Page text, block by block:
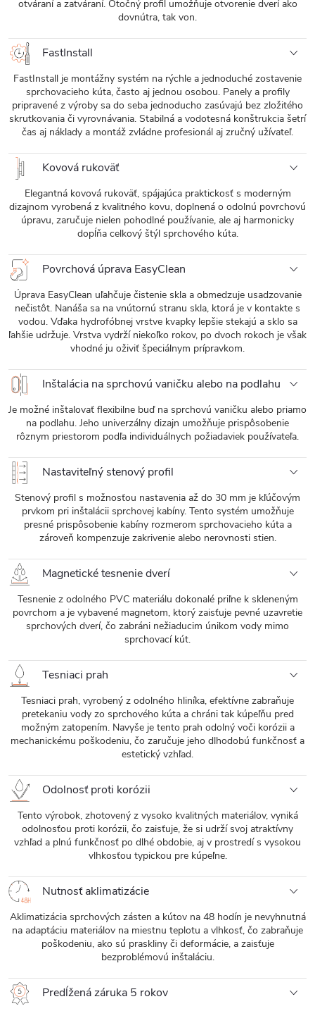
otváraní a zatváraní. Otočný profil umožňuje otvorenie dverí ako
dovnútra, tak von.
FastInstall
FastInstall je montážny systém na rýchle a jednoduché zostavenie
sprchovacieho kúta, často aj jednou osobou. Panely a profily
pripravené z výroby sa do seba jednoducho zasúvajú bez zložitého
skrutkovania či vyrovnávania. Stabilná a vodotesná konštrukcia šetrí
čas aj náklady a montáž zvládne profesionál aj zručný užívateľ.
Kovová rukoväť
Elegantná kovová rukoväť, spájajúca praktickosť s moderným
dizajnom vyrobená z kvalitného kovu, doplnená o odolnú povrchovú
úpravu, zaručuje nielen pohodlné používanie, ale aj harmonicky
dopĺňa celkový štýl sprchového kúta.
Povrchová úprava EasyClean
Úprava EasyClean uľahčuje čistenie skla a obmedzuje usadzovanie
nečistôt. Nanáša sa na vnútornú stranu skla, ktorá je v kontakte s
vodou. Vďaka hydrofóbnej vrstve kvapky lepšie stekajú a sklo sa
ľahšie udržuje. Vrstva vydrží niekoľko rokov, po dvoch rokoch je však
vhodné ju oživiť špeciálnym prípravkom.
Inštalácia na sprchovú vaničku alebo na podlahu
Je možné inštalovať flexibilne buď na sprchovú vaničku alebo priamo
na podlahu. Jeho univerzálny dizajn umožňuje prispôsobenie
rôznym priestorom podľa individuálnych požiadaviek používateľa.
Nastaviteľný stenový profil
Stenový profil s možnosťou nastavenia až do 30 mm je kľúčovým
prvkom pri inštalácii sprchovej kabíny. Tento systém umožňuje
presné prispôsobenie kabíny rozmerom sprchovacieho kúta a
zároveň kompenzuje zakrivenie alebo nerovnosti stien.
Magnetické tesnenie dverí
Tesnenie z odolného PVC materiálu dokonalé priľne k skleneným
povrchom a je vybavené magnetom, ktorý zaisťuje pevné uzavretie
sprchových dverí, čo zabráni nežiaducim únikom vody mimo
sprchovací kút.
Tesniaci prah
Tesniaci prah, vyrobený z odolného hliníka, efektívne zabraňuje
pretekaniu vody zo sprchového kúta a chráni tak kúpeľňu pred
možným zatopením. Navyše je tento prah odolný voči korózii a
mechanickému poškodeniu, čo zaručuje jeho dlhodobú funkčnosť a
estetický vzhľad.
Odolnosť proti korózii
Tento výrobok, zhotovený z vysoko kvalitných materiálov, vyniká
odolnosťou proti korózii, čo zaisťuje, že si udrží svoj atraktívny
vzhľad a plnú funkčnosť po dlhé obdobie, aj v prostredí s vysokou
vlhkosťou typickou pre kúpeľne.
Nutnosť aklimatizácie
Aklimatizácia sprchových zásten a kútov na 48 hodín je nevyhnutná
na adaptáciu materiálov na miestnu teplotu a vlhkosť, čo zabraňuje
poškodeniu, ako sú praskliny či deformácie, a zaisťuje
bezproblémovú inštaláciu.
Predĺžená záruka 5 rokov